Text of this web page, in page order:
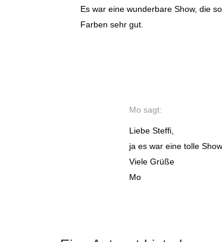
Es war eine wunderbare Show, die
Farben sehr gut.
Mo sagt:
Liebe Steffi,
ja es war eine tolle
Viele Grüße
Mo